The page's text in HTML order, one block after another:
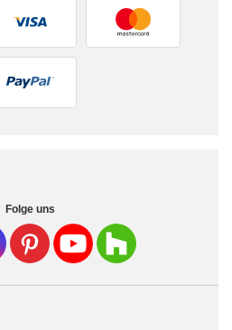
Folge uns